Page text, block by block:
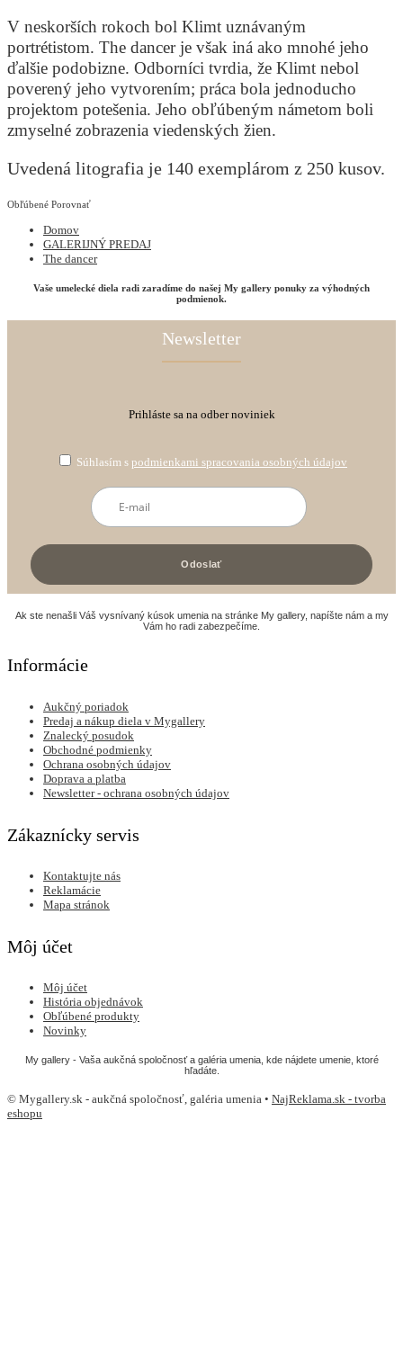
V neskorších rokoch bol Klimt uznávaným
portrétistom. The dancer je však iná ako mnohé jeho
ďalšie podobizne. Odborníci tvrdia, že Klimt nebol
poverený jeho vytvorením; práca bola jednoducho
projektom potešenia. Jeho obľúbeným námetom boli
zmyselné zobrazenia viedenských žien.
Uvedená litografia je 140 exemplárom z 250 kusov.
Obľúbené Porovnať
Domov
GALERIJNÝ PREDAJ
The dancer
Vaše umelecké diela radi zaradíme do našej My gallery ponuky za výhodných
podmienok.
Newsletter
Prihláste sa na odber noviniek
Súhlasím s podmienkami spracovania osobných údajov
Ak ste nenašli Váš vysnívaný kúsok umenia na stránke My gallery, napíšte nám a my
Vám ho radi zabezpečíme.
Informácie
Aukčný poriadok
Predaj a nákup diela v Mygallery
Znalecký posudok
Obchodné podmienky
Ochrana osobných údajov
Doprava a platba
Newsletter - ochrana osobných údajov
Zákaznícky servis
Kontaktujte nás
Reklamácie
Mapa stránok
Môj účet
Môj účet
História objednávok
Obľúbené produkty
Novinky
My gallery - Vaša aukčná spoločnosť a galéria umenia, kde nájdete umenie, ktoré
hľadáte.
© Mygallery.sk - aukčná spoločnosť, galéria umenia • NajReklama.sk - tvorba
eshopu